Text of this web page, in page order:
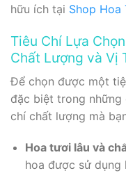
hữu ích tại Shop Hoa
Tiêu Chí Lựa
Chất Lượng và Vị
Để chọn được một
đặc biệt trong
chí chất lượng mà
Hoa tươi lâu và
hoa được sử